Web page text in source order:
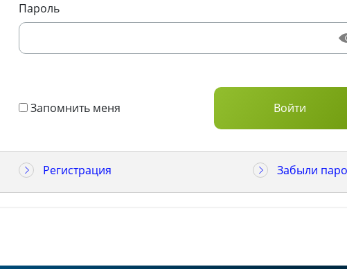
Пароль
Запомнить меня
Регистрация Забыли